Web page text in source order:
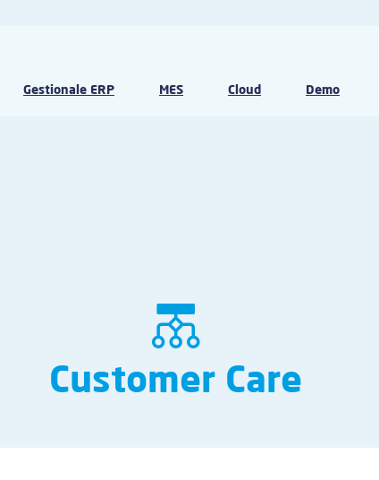
Gestionale ERP MES Cloud Demo
Customer Care